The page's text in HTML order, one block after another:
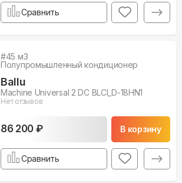
Сравнить
#45 м3
Полупромышленный кондиционер
Ballu
Machine Universal 2 DC BLCI_D-18HN1
Нет отзывов
86 200 ₽ В корзину
Сравнить